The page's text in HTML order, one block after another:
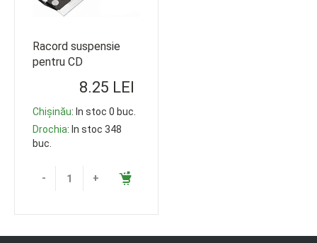
Racord suspensie
pentru CD
8.25 LEI
Chișinău: In stoc 0 buc.
Drochia: In stoc 348
buc.
- +